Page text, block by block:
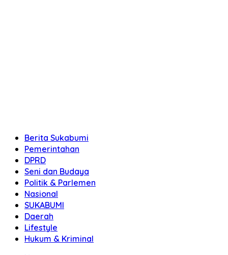
Berita Sukabumi
Pemerintahan
DPRD
Seni dan Budaya
Politik & Parlemen
Nasional
SUKABUMI
Daerah
Lifestyle
Hukum & Kriminal